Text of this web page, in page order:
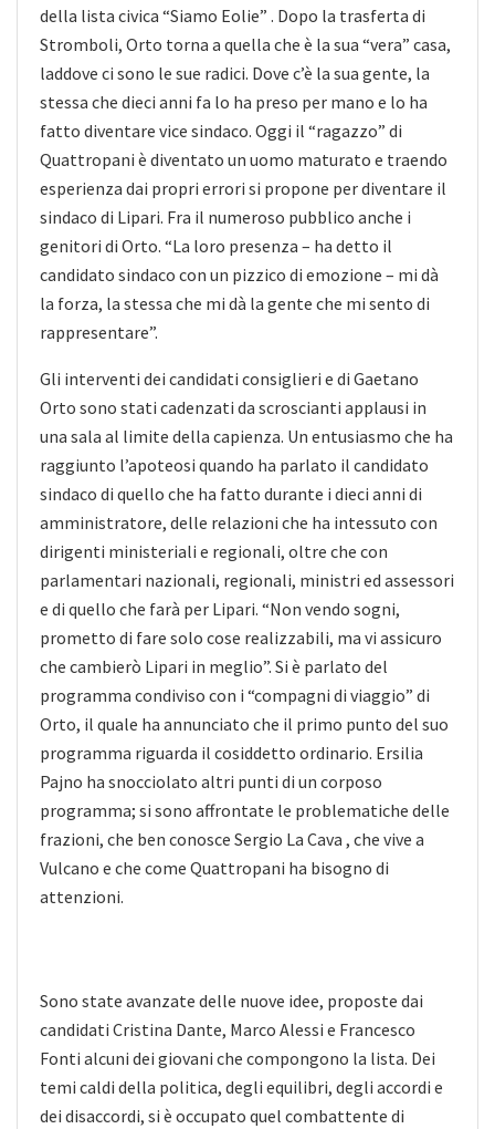
della lista civica “Siamo Eolie” . Dopo la trasferta di
Stromboli, Orto torna a quella che è la sua “vera” casa,
laddove ci sono le sue radici. Dove c’è la sua gente, la
stessa che dieci anni fa lo ha preso per mano e lo ha
fatto diventare vice sindaco. Oggi il “ragazzo” di
Quattropani è diventato un uomo maturato e traendo
esperienza dai propri errori si propone per diventare il
sindaco di Lipari. Fra il numeroso pubblico anche i
genitori di Orto. “La loro presenza – ha detto il
candidato sindaco con un pizzico di emozione – mi dà
la forza, la stessa che mi dà la gente che mi sento di
rappresentare”.
Gli interventi dei candidati consiglieri e di Gaetano
Orto sono stati cadenzati da scroscianti applausi in
una sala al limite della capienza. Un entusiasmo che ha
raggiunto l’apoteosi quando ha parlato il candidato
sindaco di quello che ha fatto durante i dieci anni di
amministratore, delle relazioni che ha intessuto con
dirigenti ministeriali e regionali, oltre che con
parlamentari nazionali, regionali, ministri ed assessori
e di quello che farà per Lipari. “Non vendo sogni,
prometto di fare solo cose realizzabili, ma vi assicuro
che cambierò Lipari in meglio”. Si è parlato del
programma condiviso con i “compagni di viaggio” di
Orto, il quale ha annunciato che il primo punto del suo
programma riguarda il cosiddetto ordinario. Ersilia
Pajno ha snocciolato altri punti di un corposo
programma; si sono affrontate le problematiche delle
frazioni, che ben conosce Sergio La Cava , che vive a
Vulcano e che come Quattropani ha bisogno di
attenzioni.
Sono state avanzate delle nuove idee, proposte dai
candidati Cristina Dante, Marco Alessi e Francesco
Fonti alcuni dei giovani che compongono la lista. Dei
temi caldi della politica, degli equilibri, degli accordi e
dei disaccordi, si è occupato quel combattente di